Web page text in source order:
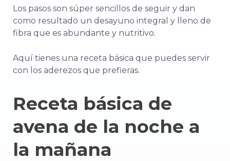
Los pasos son súper sencillos de seguir y dan
como resultado un desayuno integral y lleno de
fibra que es abundante y nutritivo.
Aquí tienes una receta básica que puedes servir
con los aderezos que prefieras.
Receta básica de
avena de la noche a
la mañana